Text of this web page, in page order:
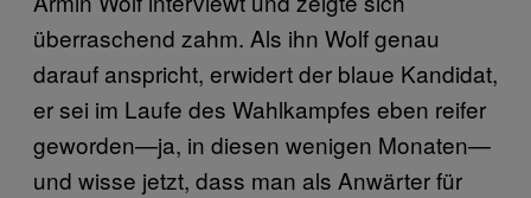
überraschend zahm. Als ihn Wolf genau
darauf anspricht, erwidert der blaue Kandidat,
er sei im Laufe des Wahlkampfes eben reifer
geworden—ja, in diesen wenigen Monaten—
und wisse jetzt, dass man als Anwärter für